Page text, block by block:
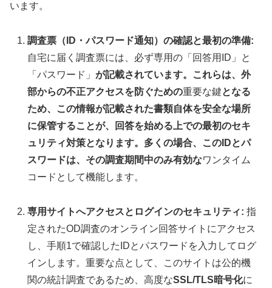
います。
調査票（ID・パスワード通知）の確認と最初の準備:
自宅に届く調査票には、必ず専用の「回答用ID」と
「パスワード」が記載されています。これらは、外
部からの不正アクセスを防ぐための重要な鍵となる
ため、
この情報が記載された書類自体を安全な場所
に保管することが、回答を始める上での最初のセキ
ュリティ対策となります。多くの場合、このIDとパ
スワードは、その調査期間中のみ有効なワンタイム
コードとして機能します。
専用サイトへアクセスとログインのセキュリティ: 指
定されたOD調査のオンライン回答サイトにアクセス
し、手順1で確認したIDとパスワードを入力してログ
インします。重要な点として、このサイトは公的機
関の統計調査であるため、高度なSSL/TLS暗号化に